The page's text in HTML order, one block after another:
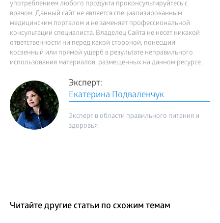
употреблением любого продукта проконсультируйтесь с
врачом. Данный сайт не является специализированным
медицинским порталом и не заменяет профессиональной
консультации специалиста. Владелец Сайта не несет никакой
ответственности ни перед какой стороной, понесший
косвенный или прямой ущерб в результате неправильного
использования материалов, размещенных на данном ресурсе.
Эксперт:
Екатерина Подваленчук
Эксперт в области правильного питания и
здоровья
Читайте другие статьи по схожим темам